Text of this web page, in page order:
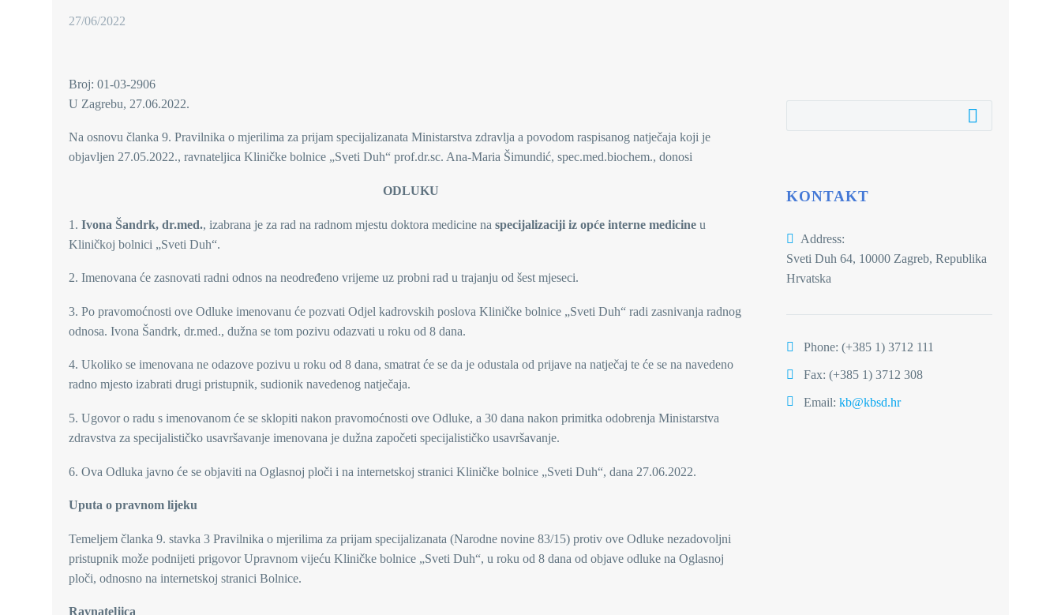
27/06/2022
Broj: 01-03-2906
U Zagrebu, 27.06.2022.
Na osnovu članka 9. Pravilnika o mjerilima za prijam specijalizanata Ministarstva zdravlja a povodom raspisanog natječaja koji je
objavljen 27.05.2022., ravnateljica Kliničke bolnice „Sveti Duh“ prof.dr.sc. Ana-Maria Šimundić, spec.med.biochem., donosi
ODLUKU
1. Ivona Šandrk, dr.med., izabrana je za rad na radnom mjestu doktora medicine na specijalizaciji iz opće interne medicine u
Kliničkoj bolnici „Sveti Duh“.
2. Imenovana će zasnovati radni odnos na neodređeno vrijeme uz probni rad u trajanju od šest mjeseci.
3. Po pravomoćnosti ove Odluke imenovanu će pozvati Odjel kadrovskih poslova Kliničke bolnice „Sveti Duh“ radi zasnivanja radnog
odnosa. Ivona Šandrk, dr.med., dužna se tom pozivu odazvati u roku od 8 dana.
4. Ukoliko se imenovana ne odazove pozivu u roku od 8 dana, smatrat će se da je odustala od prijave na natječaj te će se na navedeno
radno mjesto izabrati drugi pristupnik, sudionik navedenog natječaja.
5. Ugovor o radu s imenovanom će se sklopiti nakon pravomoćnosti ove Odluke, a 30 dana nakon primitka odobrenja Ministarstva
zdravstva za specijalističko usavršavanje imenovana je dužna započeti specijalističko usavršavanje.
6. Ova Odluka javno će se objaviti na Oglasnoj ploči i na internetskoj stranici Kliničke bolnice „Sveti Duh“, dana 27.06.2022.
Uputa o pravnom lijeku
Temeljem članka 9. stavka 3 Pravilnika o mjerilima za prijam specijalizanata (Narodne novine 83/15) protiv ove Odluke nezadovoljni
pristupnik može podnijeti prigovor Upravnom vijeću Kliničke bolnice „Sveti Duh“, u roku od 8 dana od objave odluke na Oglasnoj
ploči, odnosno na internetskoj stranici Bolnice.
Ravnateljica
KONTAKT
Address:
Sveti Duh 64, 10000 Zagreb, Republika
Hrvatska
Phone: (+385 1) 3712 111
Fax: (+385 1) 3712 308
Email: kb@kbsd.hr